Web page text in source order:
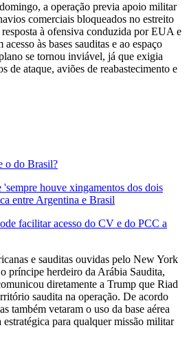
a operação previa apoio militar
comerciais bloqueados no estreito
resposta à ofensiva conduzida por EUA e
às bases sauditas e ao espaço
se tornou inviável, já que exigia
de ataque, aviões de reabastecimento e
o do Brasil?
houve xingamentos dos dois
entre Argentina e Brasil
facilitar acesso do CV e do PCC a
e sauditas ouvidas pelo New York
príncipe herdeiro da Arábia Saudita,
diretamente a Trump que Riad
saudita na operação. De acordo
também vetaram o uso da base aérea
para qualquer missão militar